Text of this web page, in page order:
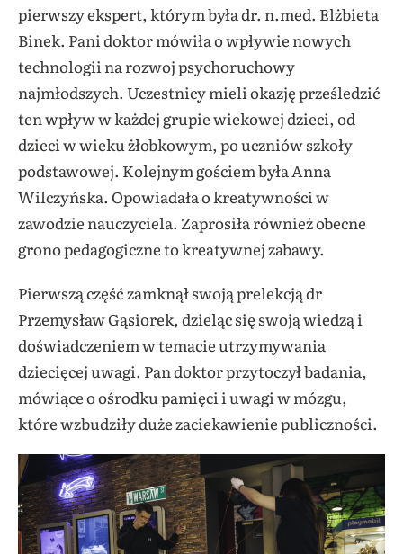
pierwszy ekspert, którym była dr. n.med. Elżbieta
Binek. Pani doktor mówiła o wpływie nowych
technologii na rozwoj psychoruchowy
najmłodszych. Uczestnicy mieli okazję prześledzić
ten wpływ w każdej grupie wiekowej dzieci, od
dzieci w wieku żłobkowym, po uczniów szkoły
podstawowej. Kolejnym gościem była Anna
Wilczyńska. Opowiadała o kreatywności w
zawodzie nauczyciela. Zaprosiła również obecne
grono pedagogiczne to kreatywnej zabawy.
Pierwszą część zamknął swoją prelekcją dr
Przemysław Gąsiorek, dzieląc się swoją wiedzą i
doświadczeniem w temacie utrzymywania
dziecięcej uwagi. Pan doktor przytoczył badania,
mówiące o ośrodku pamięci i uwagi w mózgu,
które wzbudziły duże zaciekawienie publiczności.